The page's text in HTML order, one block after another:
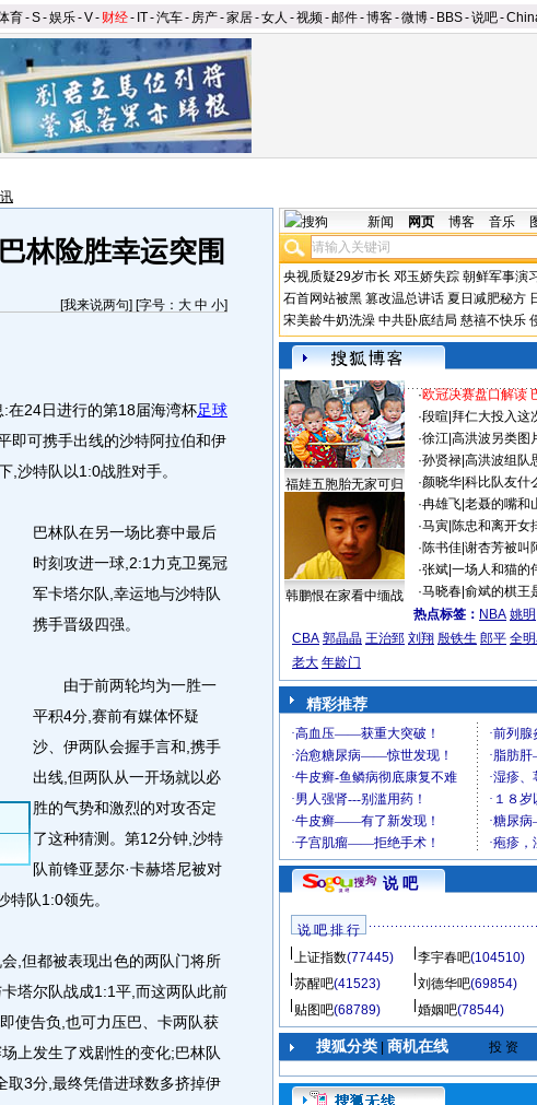
育-S-娱乐-V- 财经- IT-汽车- 房产-家居-女人 -视频-邮件-博客-微博- BBS-说吧-
林险胜幸运突围
[我来说两句] [字号： 大 中 小]
24日进行的第18届海湾杯足球
即可携手出线的沙特阿拉伯和伊
,沙特队以1:0战胜对手。
巴林队在另一场比赛中最后
时刻攻进一球,2:1力克卫冕冠
军卡塔尔队,幸运地与沙特队
携手晋级四强。
由于前两轮均为一胜一
平积4分,赛前有媒体怀疑
沙、伊两队会握手言和,携手
出线,但两队从一开场就以必
胜的气势和激烈的对攻否定
了这种猜测。第12分钟,沙特
队前锋亚瑟尔·卡赫塔尼被对
队1:0领先。
,但都被表现出色的两队门将所
塔尔队战成1:1平,而这两队此前
使告负,也可力压巴、卡两队获
上发生了戏剧性的变化;巴林队
取3分,最终凭借进球数多挤掉伊
新闻 网页 博客 音乐
央视质疑29岁市长 邓玉娇失踪 朝鲜军事演习
石首网站被黑 篡改温总讲话 夏日减肥秘方
宋美龄牛奶洗澡 中共卧底结局 慈禧不快乐
福娃五胞胎无家可归
韩鹏恨在家看中缅战
·欧冠决赛盘口解读
·段暄 拜仁大投入这
·徐江| 高洪波另类图
·孙贤禄| 高洪波组队
·颜晓华| 科比队友什
·冉雄飞| 老聂的嘴和
·马寅| 陈忠和离开女
·陈书佳| 谢杏芳被叫
·张斌| 一场人和猫的
·马晓春| 俞斌的棋王
热点标签： NBA 姚明
CBA 郭晶晶 王治郅 刘翔 殷铁生 郎平 全
老大 年龄门
精彩推荐
说 吧
说 吧 排 行
上证指数(77445) 李宇春吧(104510)
苏醒吧(41523) 刘德华吧(69854)
贴图吧(68789) 婚姻吧(78544)
搜狐分类| 商机在线 投 资